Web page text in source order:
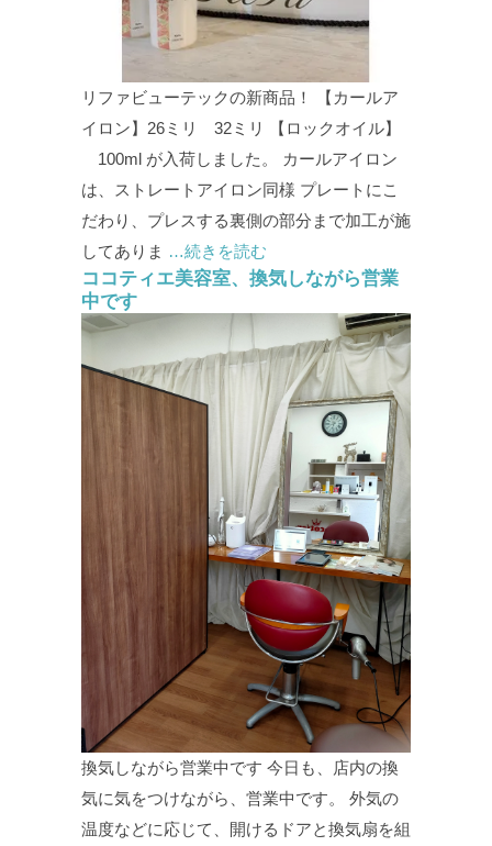
リファビューテックの新商品！ 【カールア
イロン】26ミリ 32ミリ 【ロックオイル】
100ml が入荷しました。 カールアイロン
は、ストレートアイロン同様 プレートにこ
だわり、プレスする裏側の部分まで加工が施
してありま …続きを読む
ココティエ美容室、換気しながら営業
中です
換気しながら営業中です 今日も、店内の換
気に気をつけながら、営業中です。 外気の
温度などに応じて、開けるドアと換気扇を組